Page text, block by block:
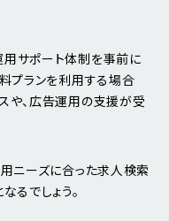
サポート体制を事前に
プランを利用する場合
や、広告運用の支援が受
ニーズに合った求人検索
るでしょう。